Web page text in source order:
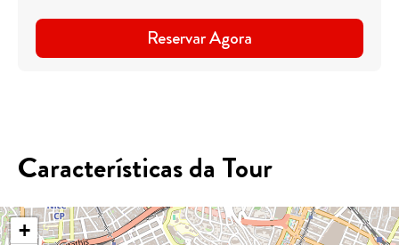
Reservar Agora
Características da Tour
+